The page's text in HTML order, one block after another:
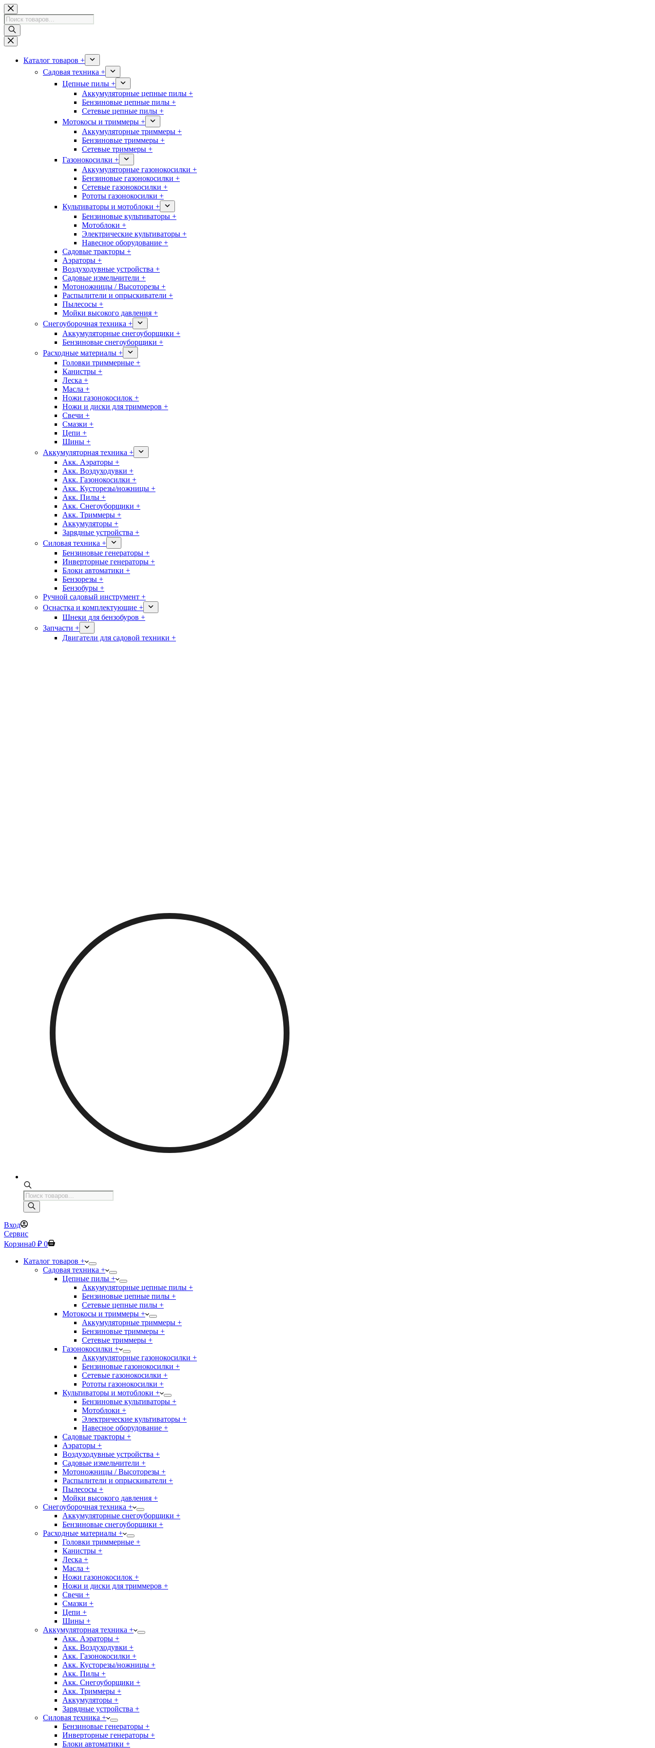
Перейти
к
сути
Поиск
товаров
Каталог товаров +
Садовая техника +
Цепные пилы +
Аккумуляторные цепные пилы +
Бензиновые цепные пилы +
Сетевые цепные пилы +
Мотокосы и триммеры +
Аккумуляторные триммеры +
Бензиновые триммеры +
Сетевые триммеры +
Газонокосилки +
Аккумуляторные газонокосилки +
Бензиновые газонокосилки +
Сетевые газонокосилки +
Рототы газонокосилки +
Культиваторы и мотоблоки +
Бензиновые культиваторы +
Мотоблоки +
Электрические культиваторы +
Навесное оборудование +
Садовые тракторы +
Аэраторы +
Воздуходувные устройства +
Садовые измельчители +
Мотоножницы / Высоторезы +
Распылители и опрыскиватели +
Пылесосы +
Мойки высокого давления +
Снегоуборочная техника +
Аккумуляторные снегоуборщики +
Бензиновые снегоуборщики +
Расходные материалы +
Головки триммерные +
Канистры +
Леска +
Масла +
Ножи газонокосилок +
Ножи и диски для триммеров +
Свечи +
Смазки +
Цепи +
Шины +
Аккумуляторная техника +
Акк. Аэраторы +
Акк. Воздуходувки +
Акк. Газонокосилки +
Акк. Кусторезы/ножницы +
Акк. Пилы +
Акк. Снегоуборщики +
Акк. Триммеры +
Аккумуляторы +
Зарядные устройства +
Силовая техника +
Бензиновые генераторы +
Инверторные генераторы +
Блоки автоматики +
Бензорезы +
Бензобуры +
Ручной садовый инструмент +
Оснастка и комплектующие +
Шнеки для бензобуров +
Запчасти +
Двигатели для садовой техники +
Поиск
товаров
Вход
Сервис
Корзина0 ₽ 0
Каталог товаров +
Садовая техника +
Цепные пилы +
Аккумуляторные цепные пилы +
Бензиновые цепные пилы +
Сетевые цепные пилы +
Мотокосы и триммеры +
Аккумуляторные триммеры +
Бензиновые триммеры +
Сетевые триммеры +
Газонокосилки +
Аккумуляторные газонокосилки +
Бензиновые газонокосилки +
Сетевые газонокосилки +
Рототы газонокосилки +
Культиваторы и мотоблоки +
Бензиновые культиваторы +
Мотоблоки +
Электрические культиваторы +
Навесное оборудование +
Садовые тракторы +
Аэраторы +
Воздуходувные устройства +
Садовые измельчители +
Мотоножницы / Высоторезы +
Распылители и опрыскиватели +
Пылесосы +
Мойки высокого давления +
Снегоуборочная техника +
Аккумуляторные снегоуборщики +
Бензиновые снегоуборщики +
Расходные материалы +
Головки триммерные +
Канистры +
Леска +
Масла +
Ножи газонокосилок +
Ножи и диски для триммеров +
Свечи +
Смазки +
Цепи +
Шины +
Аккумуляторная техника +
Акк. Аэраторы +
Акк. Воздуходувки +
Акк. Газонокосилки +
Акк. Кусторезы/ножницы +
Акк. Пилы +
Акк. Снегоуборщики +
Акк. Триммеры +
Аккумуляторы +
Зарядные устройства +
Силовая техника +
Бензиновые генераторы +
Инверторные генераторы +
Блоки автоматики +